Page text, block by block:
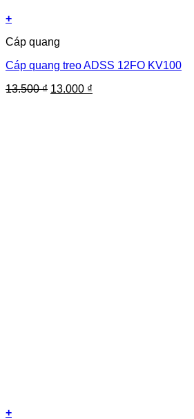
+
Cáp quang
Cáp quang treo ADSS 12FO KV100
13.500₫ Giá
13.000 ₫
+